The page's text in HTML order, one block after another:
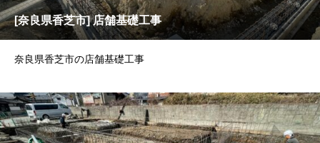
[奈良県香芝市] 店舗基礎工事
奈良県香芝市の店舗基礎工事